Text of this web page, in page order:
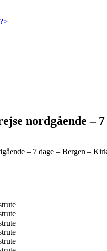
nordgående
– 7 dage – Bergen –